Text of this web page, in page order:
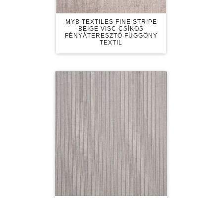
MYB TEXTILES FINE STRIPE
BEIGE VISC CSÍKOS
FÉNYÁTERESZTŐ FÜGGÖNY
TEXTIL